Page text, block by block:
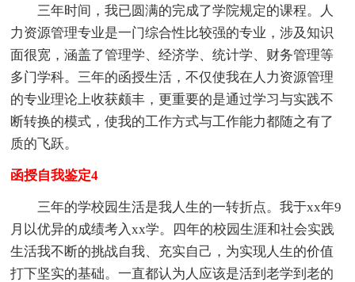
三年时间，我已圆满的完成了学院规定的课程。人
力资源管理专业是一门综合性比较强的专业，涉及知识
面很宽，涵盖了管理学、经济学、统计学、财务管理等
多门学科。三年的函授生活，不仅使我在人力资源管理
的专业理论上收获颇丰，更重要的是通过学习与实践不
断转换的模式，使我的工作方式与工作能力都随之有了
质的飞跃。
函授自我鉴定4
三年的学校园生活是我人生的一转折点。我于xx年9
月以优异的成绩考入xx学。四年的校园生涯和社会实践
生活我不断的挑战自我、充实自己，为实现人生的价值
打下坚实的基础。一直都认为人应该是活到老学到老的